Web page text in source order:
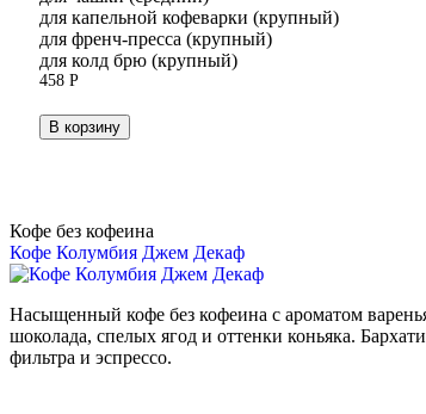
для капельной кофеварки (крупный)
для френч-пресса (крупный)
для колд брю (крупный)
458Р
В корзину
Кофе без кофеина
Кофе Колумбия Джем Декаф
Насыщенный кофе без кофеина с ароматом
шоколада, спелых ягод и оттенки коньяка.
фильтра и эспрессо.